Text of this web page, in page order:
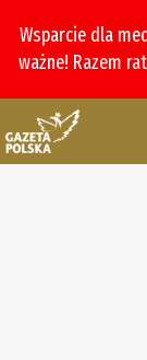
Wsparcie dla
ważne! Razem